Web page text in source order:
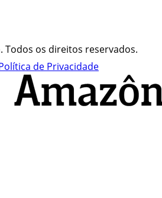
Todos os direitos reservados.
de Privacidade